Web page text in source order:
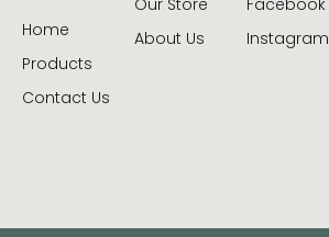
Home
Products
Contact Us
Our Store
About Us
Facebook
Instagram